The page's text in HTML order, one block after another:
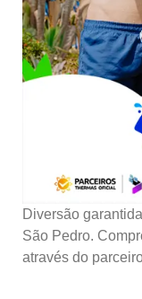
Diversão
São Pedro.
através do